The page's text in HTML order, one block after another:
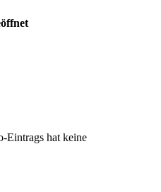
Eintrags hat keine